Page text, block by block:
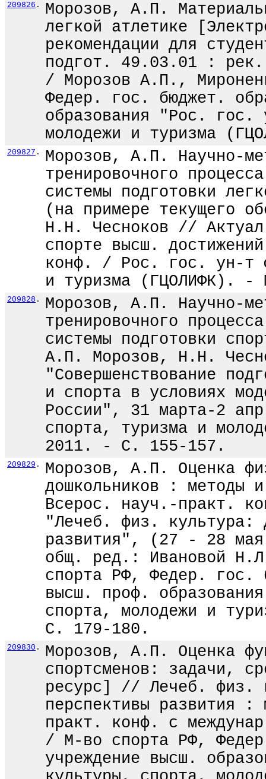
209826 .
Морозов, А.П.
легкой атлетике
рекомендации для
подгот. 49.03.01 : рек.
/ Морозов А.П.,
Федер. гос. бюджет.
образования "Рос.
молодежи и туризма
209827 .
Морозов, А.П. Научно-
тренировочного
системы подготовки
(на примере текущего
Н.Н. Чесноков //
спорте высш.
конф. / Рос. гос. ун-т
и туризма (ГЦОЛИФК).
209828 .
Морозов, А.П. Научно-
тренировочного
системы подготовки
А.П. Морозов, Н.Н.
"Совершенствование
и спорта в условиях
России", 31 марта-2
спорта, туризма и
2011. - С. 155-157.
209829 .
Морозов, А.П. Оценка
дошкольников :
Всерос. науч.-практ.
"Лечеб. физ. культура:
развития", (27 - 28
общ. ред.: Ивановой
спорта РФ, Федер. гос.
высш. проф.
спорта, молодежи и
С. 179-180.
209830 .
Морозов, А.П. Оценка
спортсменов: задачи,
ресурс] // Лечеб. физ.
перспективы развития
практ. конф. с
/ М-во спорта РФ,
учреждение высш.